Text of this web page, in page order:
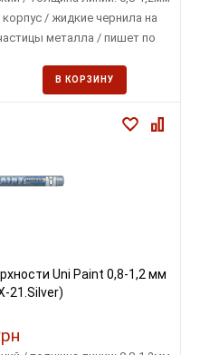
/ жидкие чернила на
металла / пишет по
В КОРЗИНУ
Uni Paint 0,8-1,2 мм
21.Silver)